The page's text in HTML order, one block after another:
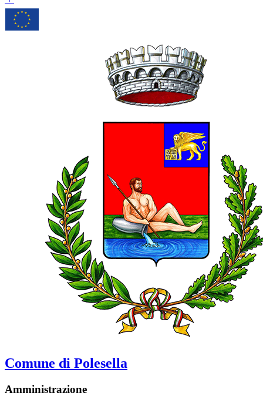
Comune di Polesella
Amministrazione